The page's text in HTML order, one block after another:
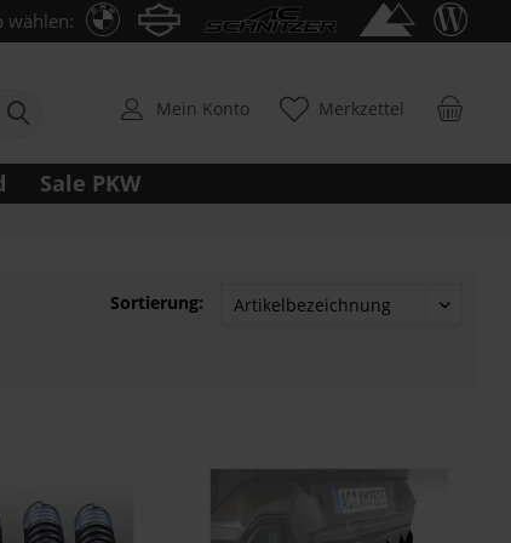
wählen:
Merkzettel
Mein Konto
Sale PKW
Sortierung: